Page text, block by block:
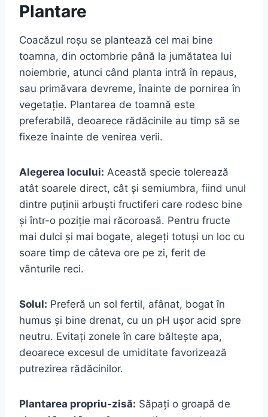
Plantare
Coacăzul roșu se plantează cel mai bine
toamna, din octombrie până la jumătatea lui
noiembrie, atunci când planta intră în repaus,
sau primăvara devreme, înainte de pornirea în
vegetație. Plantarea de toamnă este
preferabilă, deoarece rădăcinile au timp să se
fixeze înainte de venirea verii.
Alegerea locului: Această specie tolerează
atât soarele direct, cât și semiumbra, fiind unul
dintre puținii arbuști fructiferi care rodesc bine
și într-o poziție mai răcoroasă. Pentru fructe
mai dulci și mai bogate, alegeți totuși un loc cu
soare timp de câteva ore pe zi, ferit de
vânturile reci.
Solul: Preferă un sol fertil, afânat, bogat în
humus și bine drenat, cu un pH ușor acid spre
neutru. Evitați zonele în care băltește apa,
deoarece excesul de umiditate favorizează
putrezirea rădăcinilor.
Plantarea propriu-zisă: Săpați o groapă de